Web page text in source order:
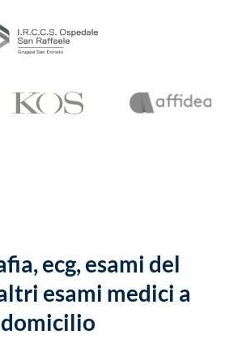
ecg, esami del
esami medici a
domicilio